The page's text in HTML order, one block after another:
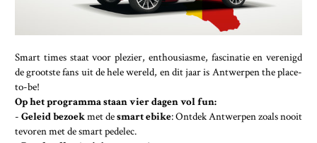
Smart times staat voor plezier, enthousiasme, fascinatie en verenigd
de grootste fans uit de hele wereld, en dit jaar is Antwerpen the place-
to-be!
Op het programma staan vier dagen vol fun:
- Geleid bezoekmet desmart ebike: Ontdek Antwerpen zoals nooit
tevoren met de smart pedelec.